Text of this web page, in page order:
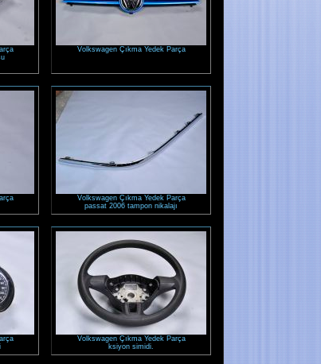
Volkswagen Çıkma Yedek Parça
Volkswagen Çıkma Yedek Parça
passat 2006 tampon nikalajı
Volkswagen Çıkma Yedek Parça
ksiyon simidi.